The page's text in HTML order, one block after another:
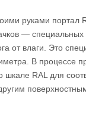
руками портал
—
от влаги. Это
В процессе
RAL для